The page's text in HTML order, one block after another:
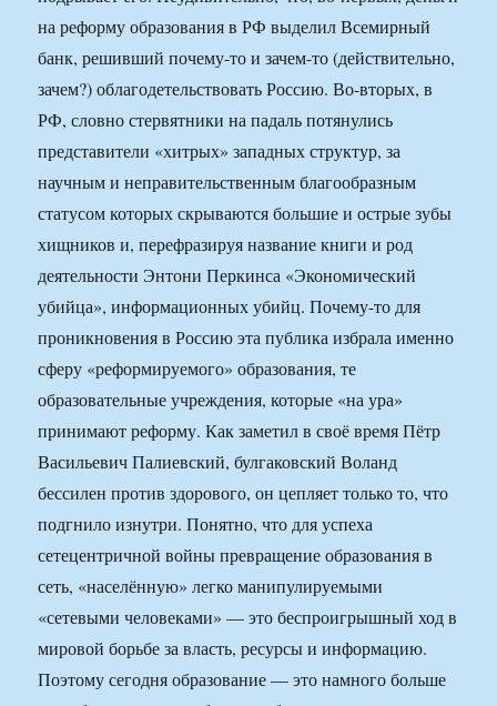
на реформу образования в РФ выделил Всемирный
банк, решивший почему-то и зачем-то (действительно,
зачем?) облагодетельствовать Россию. Во-вторых, в
РФ, словно стервятники на падаль потянулись
представители «хитрых» западных структур, за
научным и неправительственным благообразным
статусом которых скрываются большие и острые зубы
хищников и, перефразируя название книги и род
деятельности Энтони Перкинса «Экономический
убийца», информационных убийц. Почему-то для
проникновения в Россию эта публика избрала именно
сферу «реформируемого» образования, те
образовательные учреждения, которые «на ура»
принимают реформу. Как заметил в своё время Пётр
Васильевич Палиевский, булгаковский Воланд
бессилен против здорового, он цепляет только то, что
подгнило изнутри. Понятно, что для успеха
сетецентричной войны превращение образования в
сеть, «населённую» легко манипулируемыми
«сетевыми человеками» — это беспроигрышный ход в
мировой борьбе за власть, ресурсы и информацию.
Поэтому сегодня образование — это намного больше